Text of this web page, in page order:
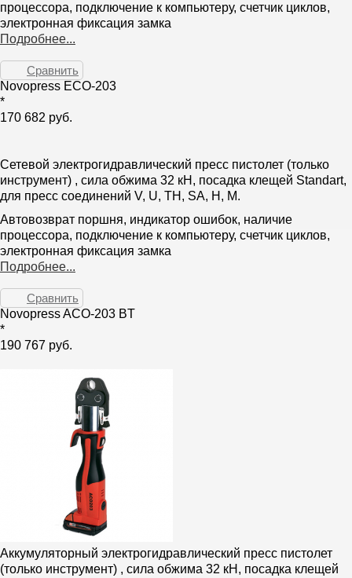
процессора, подключение к компьютеру, счетчик циклов,
электронная фиксация замка
Подробнее...
Сравнить
Novopress ECO-203
*
170 682 руб.
Сетевой электрогидравлический пресс пистолет (только
инструмент) , сила обжима 32 кН, посадка клещей Standart,
для пресс соединений V, U, TH, SA, H, M.
Автовозврат поршня, индикатор ошибок, наличие
процессора, подключение к компьютеру, счетчик циклов,
электронная фиксация замка
Подробнее...
Сравнить
Novopress ACO-203 BT
*
190 767 руб.
Аккумуляторный электрогидравлический пресс пистолет
(только инструмент) , сила обжима 32 кН, посадка клещей